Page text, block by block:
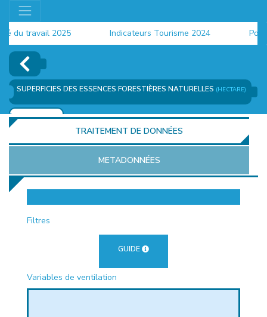
travail 2025 Indicateurs Tourisme 2024
SUPERFICIES DES ESSENCES FORESTIÈRES NATURELLES (HECTARE)
AJOUTER
TRAITEMENT DE DONNÉES
METADONNÉES
Filtres
GUIDE
Variables de ventilation